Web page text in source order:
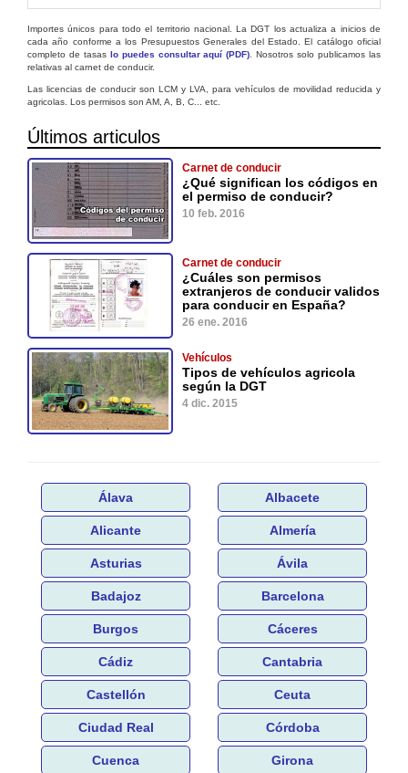
Importes únicos para todo el territorio nacional. La DGT los actualiza a inicios de
cada año conforme a los Presupuestos Generales del Estado. El catálogo oficial
completo de tasas lo puedes consultar aquí (PDF) . Nosotros solo publicamos las
relativas al carnet de conducir.
Las licencias de conducir son LCM y LVA, para vehículos de movilidad reducida y
agricolas. Los permisos son AM, A, B, C... etc.
Últimos articulos
Carnet de conducir
¿Qué significan los códigos en
el permiso de conducir?
10 feb. 2016
Carnet de conducir
¿Cuáles son permisos
extranjeros de conducir validos
para conducir en España?
26 ene. 2016
Vehículos
Tipos de vehículos agricola
según la DGT
4 dic. 2015
Álava Albacete
Alicante Almería
Asturias Ávila
Badajoz Barcelona
Burgos Cáceres
Cádiz Cantabria
Castellón Ceuta
Ciudad Real Córdoba
Cuenca Girona